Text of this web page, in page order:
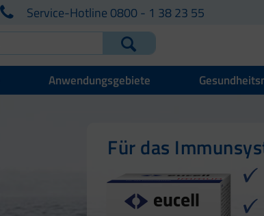
Service-Hotline 0800 - 1 38 23 55
Anwendungsgebiete
Für das
Für Haut, Haare
Für Ihre natürliche